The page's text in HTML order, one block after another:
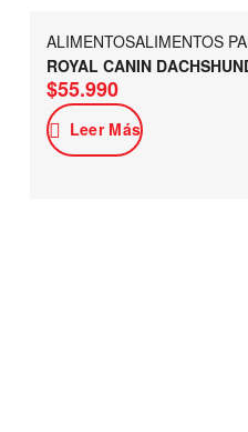
ALIMENTOSALIMENTOS
ROYAL CANIN
$55.990
Leer Más